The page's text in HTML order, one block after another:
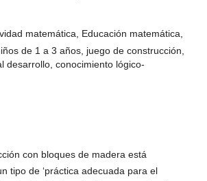
matemática, Educación matemática,
de 1 a 3 años, juego de construcción,
desarrollo, conocimiento lógico-
con bloques de madera está
tipo de ‘práctica adecuada para el